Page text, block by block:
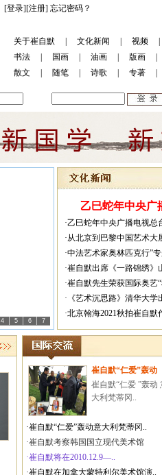
[登录][注册] 忘记密码？
关于崔自默 文化新闻 视频
书法
国画 油画 版画
散文
随笔 诗歌 专著
4 5 6 7
乙巳蛇年中央广
·乙巳蛇年中央广播电视总
·从北京到巴黎中国艺术
·中法艺术家奥林匹克行”
·崔自默出席《一路锦绣》
·崔自默先生荣获国际奥艺
·《艺术沉思路》清华大学
·北京翰海2021秋拍崔自默
崔自默“仁爱”轰动
崔自默“仁爱 ”轰动
大利梵蒂冈..
·崔自默“仁爱”轰动意大利梵蒂冈..
·崔自默考察韩国国立现代美术馆
·崔自默将在2010.12.9—..
·崔自默在加拿大蒙特利尔美术馆演..